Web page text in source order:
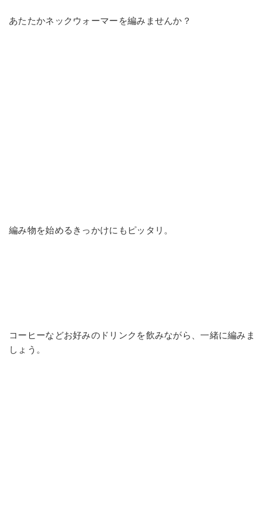
あたたかネックウォーマーを編みませんか？
編み物を始めるきっかけにもピッタリ。
コーヒーなどお好みのドリンクを飲みながら、一緒に編みま
しょう。